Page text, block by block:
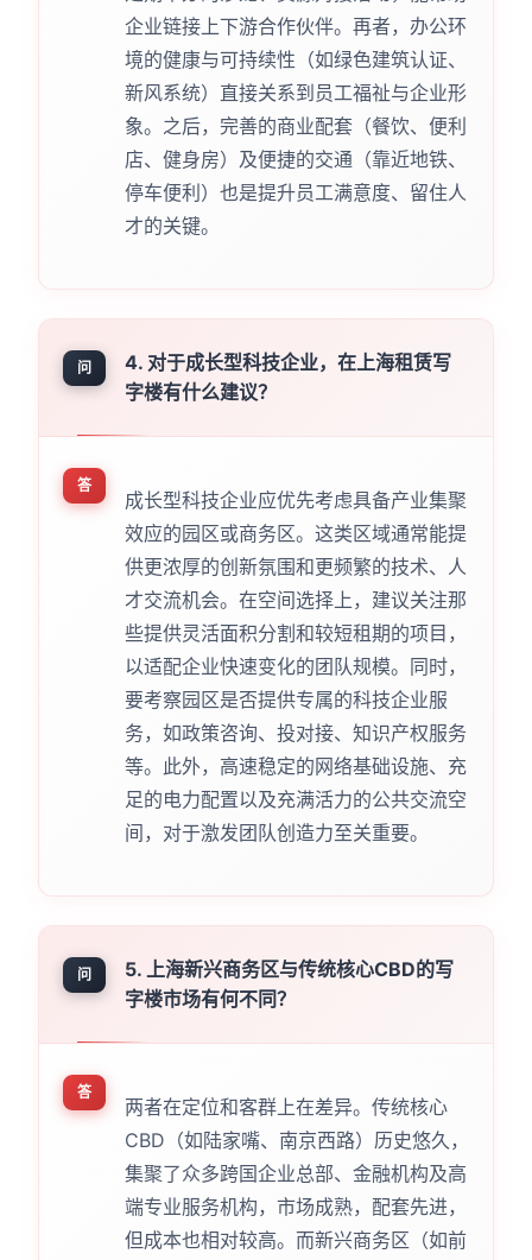
企业链接上下游合作伙伴。再者，办公环
境的健康与可持续性（如绿色建筑认证、
新风系统）直接关系到员工福祉与企业形
象。之后，完善的商业配套（餐饮、便利
店、健身房）及便捷的交通（靠近地铁、
停车便利）也是提升员工满意度、留住人
才的关键。
问
4. 对于成长型科技企业，在上海租赁写
字楼有什么建议？
答
成长型科技企业应优先考虑具备产业集聚
效应的园区或商务区。这类区域通常能提
供更浓厚的创新氛围和更频繁的技术、人
才交流机会。在空间选择上，建议关注那
些提供灵活面积分割和较短租期的项目，
以适配企业快速变化的团队规模。同时，
要考察园区是否提供专属的科技企业服
务，如政策咨询、投对接、知识产权服务
等。此外，高速稳定的网络基础设施、充
足的电力配置以及充满活力的公共交流空
间，对于激发团队创造力至关重要。
问
5. 上海新兴商务区与传统核心CBD的写
字楼市场有何不同？
答
两者在定位和客群上在差异。传统核心
CBD（如陆家嘴、南京西路）历史悠久，
集聚了众多跨国企业总部、金融机构及高
端专业服务机构，市场成熟，配套先进，
但成本也相对较高。而新兴商务区（如前